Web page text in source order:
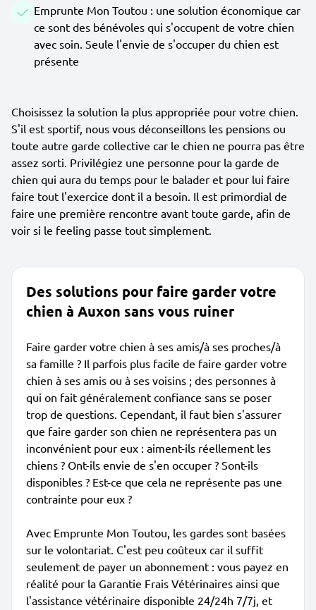
Emprunte Mon Toutou : une solution économique car
ce sont des bénévoles qui s'occupent de votre chien
avec soin. Seule l'envie de s'occuper du chien est
présente
Choisissez la solution la plus appropriée pour votre chien.
S'il est sportif, nous vous déconseillons les pensions ou
toute autre garde collective car le chien ne pourra pas être
assez sorti. Privilégiez une personne pour la garde de
chien qui aura du temps pour le balader et pour lui faire
faire tout l'exercice dont il a besoin. Il est primordial de
faire une première rencontre avant toute garde, afin de
voir si le feeling passe tout simplement.
Des solutions pour faire garder votre
chien à Auxon sans vous ruiner
Faire garder votre chien à ses amis/à ses proches/à
sa famille ? Il parfois plus facile de faire garder votre
chien à ses amis ou à ses voisins ; des personnes à
qui on fait généralement confiance sans se poser
trop de questions. Cependant, il faut bien s'assurer
que faire garder son chien ne représentera pas un
inconvénient pour eux : aiment-ils réellement les
chiens ? Ont-ils envie de s'en occuper ? Sont-ils
disponibles ? Est-ce que cela ne représente pas une
contrainte pour eux ?
Avec Emprunte Mon Toutou, les gardes sont basées
sur le volontariat. C'est peu coûteux car il suffit
seulement de payer un abonnement : vous payez en
réalité pour la Garantie Frais Vétérinaires ainsi que
l'assistance vétérinaire disponible 24/24h 7/7j, et